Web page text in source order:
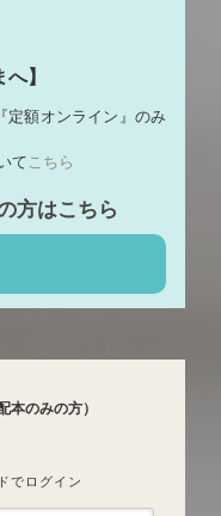
】
定額オンライン』のみ
てこちら
方はこちら
本のみの方）
でログイン